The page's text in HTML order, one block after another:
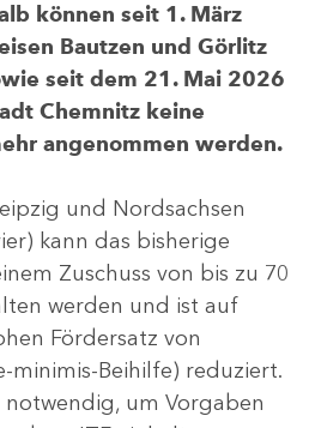
können seit 1. März
Bautzen und Görlitz
seit dem 21. Mai 2026
Chemnitz keine
angenommen werden.
und Nordsachsen
kann das bisherige
Zuschuss von bis zu 70
werden und ist auf
Fördersatz von
minimis-Beihilfe) reduziert.
notwendig, um Vorgaben